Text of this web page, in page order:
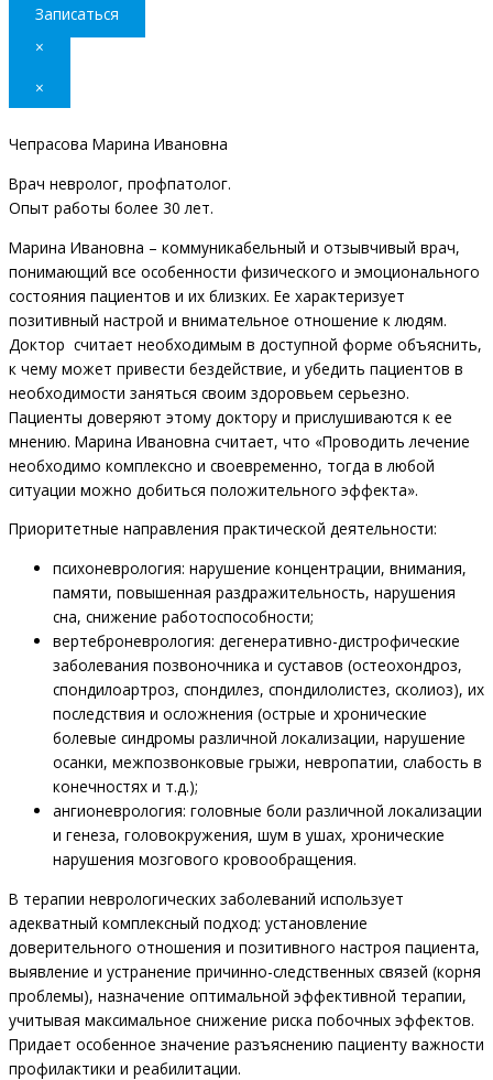
Записаться
×
×
Чепрасова Марина Ивановна
Врач невролог, профпатолог.
Опыт работы более 30 лет.
Марина Ивановна – коммуникабельный и отзывчивый врач,
понимающий все особенности физического и эмоционального
состояния пациентов и их близких. Ее характеризует
позитивный настрой и внимательное отношение к людям.
Доктор считает необходимым в доступной форме объяснить,
к чему может привести бездействие, и убедить пациентов в
необходимости заняться своим здоровьем серьезно.
Пациенты доверяют этому доктору и прислушиваются к ее
мнению. Марина Ивановна считает, что «Проводить лечение
необходимо комплексно и своевременно, тогда в любой
ситуации можно добиться положительного эффекта».
Приоритетные направления практической деятельности:
психоневрология: нарушение концентрации, внимания,
памяти, повышенная раздражительность, нарушения
сна, снижение работоспособности;
вертеброневрология: дегенеративно-дистрофические
заболевания позвоночника и суставов (остеохондроз,
спондилоартроз, спондилез, спондилолистез, сколиоз), их
последствия и осложнения (острые и хронические
болевые синдромы различной локализации, нарушение
осанки, межпозвонковые грыжи, невропатии, слабость в
конечностях и т.д.);
ангионеврология: головные боли различной локализации
и генеза, головокружения, шум в ушах, хронические
нарушения мозгового кровообращения.
В терапии неврологических заболеваний использует
адекватный комплексный подход: установление
доверительного отношения и позитивного настроя пациента,
выявление и устранение причинно-следственных связей (корня
проблемы), назначение оптимальной эффективной терапии,
учитывая максимальное снижение риска побочных эффектов.
Придает особенное значение разъяснению пациенту важности
профилактики и реабилитации.